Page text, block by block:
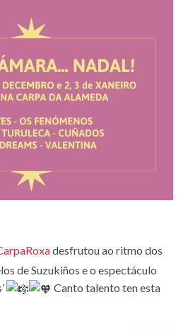
desfrutou ao ritmo dos
de Suzukiños e o espectáculo
Canto talento ten esta